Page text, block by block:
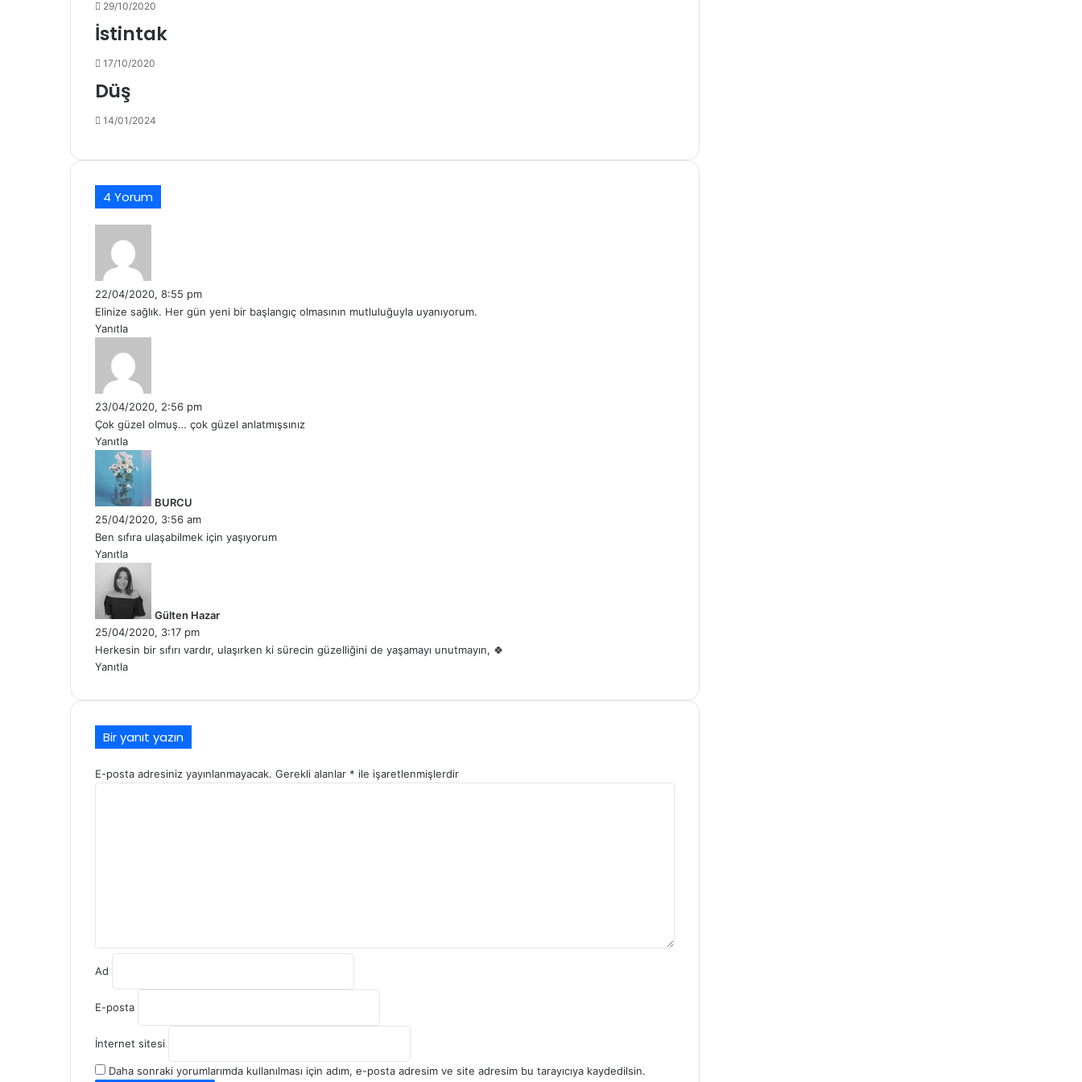
2 hafta önce
Vasatlık Çağı
Bir Başkası
Sız-ı
Tehlikeli Simge – 2. Kısım
11/09/2025
29/10/2020
İstintak
17/10/2020
Düş
14/01/2024
4 Yorum
k
i
22/04/2020, 8:55 pm
Elinize sağlık. Her gün yeni bir başlangıç olmasının mutluluğuyla uyanıyorum.
Yanıtla
k
i
23/04/2020, 2:56 pm
Çok güzel olmuş… çok güzel anlatmışsınız
Yanıtla
BURCU
k
i
25/04/2020, 3:56 am
Ben sıfıra ulaşabilmek için yaşıyorum
Yanıtla
Gülten Hazar
i
25/04/2020, 3:17 pm
Herkesin bir sıfırı vardır, ulaşırken ki sürecin güzelliğini de yaşamayı unutmayın, 🍀
Yanıtla
Bir yanıt yazın
E-posta adresiniz yayınlanmayacak. Gerekli alanlar * ile işaretlenmişlerdir
Ad
E-posta
İnternet sitesi
Daha sonraki yorumlarımda kullanılması için adım, e-posta adresim ve site adresim bu tarayıcıya kaydedilsin.